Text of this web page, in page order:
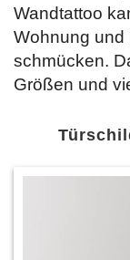
Wandtattoo
Wohnung und
schmücken.
Größen und